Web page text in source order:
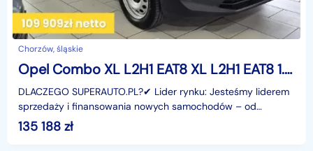
Chorzów, śląskie
Opel Combo XL L2H1 EAT8 XL L2H1 EAT8 1.5 131KM
DLACZEGO SUPERAUTO.PL?✔ Lider rynku: Jesteśmy liderem
sprzedaży i finansowania nowych samochodów – od
osobowych, przez dostawcze, po segment premium.✔
Zaufanie
135 188 zł